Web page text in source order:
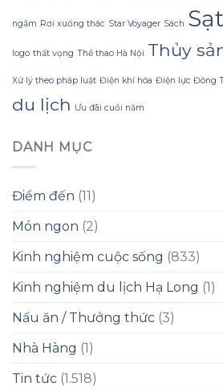
hoàn
thay
đổi
ngầm Rơi xuống thác Star Voyager Sách
logo thất vọng Thể thao Hà Nội Thủy
Xử lý theo pháp luật Điện khí hóa Điện lực Đông
du lịch Ưu đãi cuối năm
DANH MỤC
Điểm đến (11)
Món ngon (2)
Kinh nghiệm cuộc sống (833)
Kinh nghiệm du lịch Hạ Long (1)
Nấu ăn / Thưởng thức (3)
Nhà Hàng (1)
Tin tức (1.518)